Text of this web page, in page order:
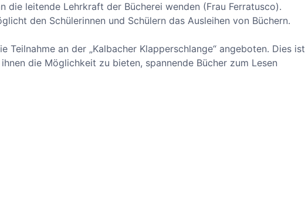
die leitende Lehrkraft der Bücherei wenden (Frau Ferratusco).
den Schülerinnen und Schülern das Ausleihen von Büchern.
an der „Kalbacher Klapperschlange“ angeboten. Dies ist
die Möglichkeit zu bieten, spannende Bücher zum Lesen